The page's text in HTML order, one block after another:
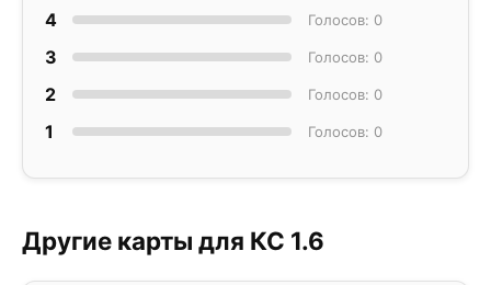
4 Голосов: 0
3 Голосов: 0
2 Голосов: 0
1 Голосов: 0
Другие карты для КС 1.6